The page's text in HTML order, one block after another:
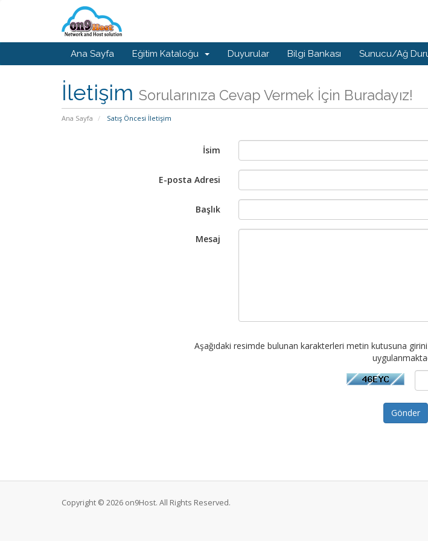
Ana Sayfa Eğitim Kataloğu Duyurular Bilgi Bankası Sunucu/Ağ
İletişim Sorularınıza Cevap Vermek İçin Buradayız!
Ana Sayfa Satış Öncesi İletişim
İsim
E-posta Adresi
Başlık
Mesaj
Aşağıdaki resimde bulunan karakterleri metin kutusuna
Gönder
Copyright © 2026 on9Host. All Rights Reserved.